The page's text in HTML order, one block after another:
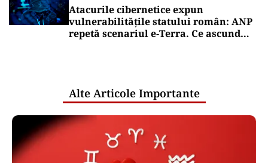
Atacurile cibernetice expun
vulnerabilitățile statului român: ANP
repetă scenariul e‑Terra. Ce ascund
Alte Articole Importante